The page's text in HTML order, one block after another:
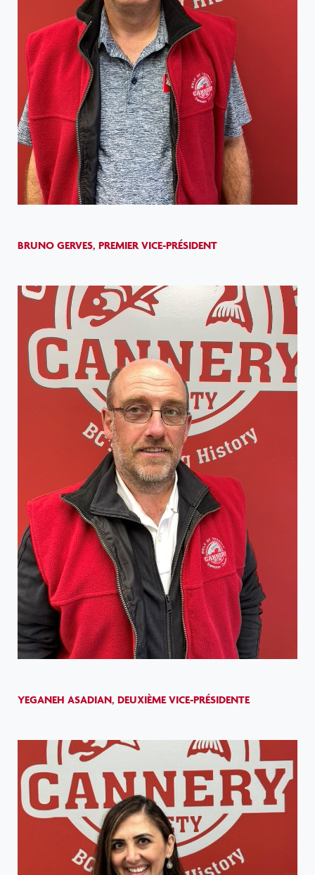
BRUNO GERVES, PREMIER VICE-PRÉSIDENT
YEGANEH ASADIAN, DEUXIÈME VICE-PRÉSIDENTE